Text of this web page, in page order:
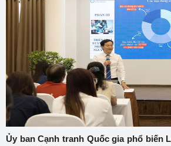
Ủy ban Cạnh tranh Quốc gia phổ biến